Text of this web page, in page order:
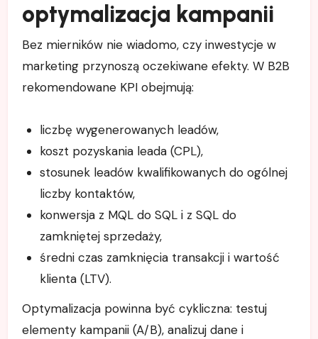
optymalizacja kampanii
Bez mierników nie wiadomo, czy inwestycje w
marketing przynoszą oczekiwane efekty. W B2B
rekomendowane KPI obejmują:
liczbę wygenerowanych leadów,
koszt pozyskania leada (CPL),
stosunek leadów kwalifikowanych do ogólnej
liczby kontaktów,
konwersja z MQL do SQL i z SQL do
zamkniętej sprzedaży,
średni czas zamknięcia transakcji i wartość
klienta (LTV).
Optymalizacja powinna być cykliczna: testuj
elementy kampanii (A/B), analizuj dane i